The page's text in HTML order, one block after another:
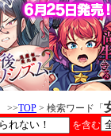
>>TOP > 検索ワード「
を含む